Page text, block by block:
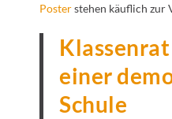
Posterstehen käuflich zur
einer
Schule